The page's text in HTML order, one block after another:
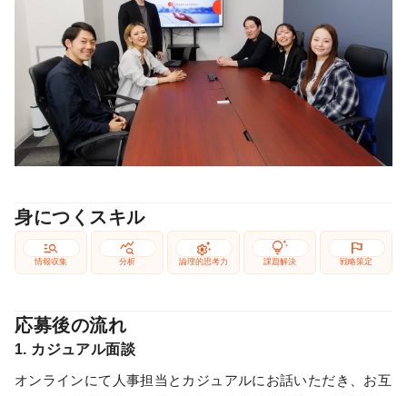
身につくスキル
manage_search
情報収集
query_stats
分析
settings_suggest
論理的思考力
tips_and_updates
課題解決
flag
戦略策定
応募後の流れ
1. カジュアル面談
オンラインにて人事担当とカジュアルにお話いただき、お互